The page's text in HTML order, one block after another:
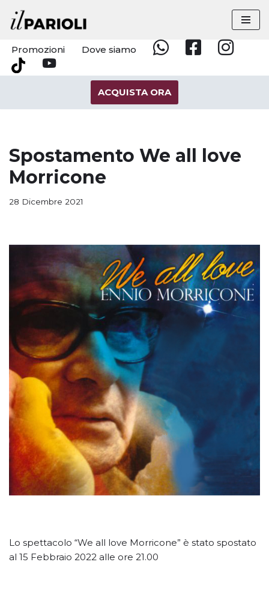
Vai
al
contenuto
Promozioni Dove siamo
WhatsappFacebookInstagram
Tik
YouTube
ACQUISTA ORA
Spostamento We all love
Morricone
28 Dicembre 2021
Lo spettacolo “We all love Morricone” è stato spostato
al 15 Febbraio 2022 alle ore 21.00